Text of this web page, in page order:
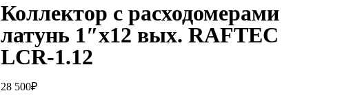
Коллектор с расходомерами
латунь 1″х12 вых. RAFTEC
LCR-1.12
28 500₽